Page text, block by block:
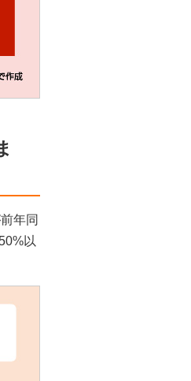
年同
以